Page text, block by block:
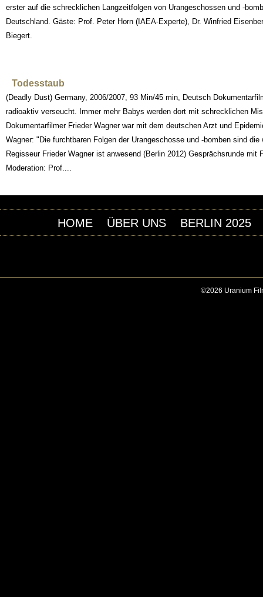
erster auf die schrecklichen Langzeitfolgen von Urangeschossen und -
Deutschland. Gäste: Prof. Peter Horn (IAEA-Experte), Dr. Winfried
Biegert.
Todesstaub
(Deadly Dust) Germany, 2006/2007, 93 Min/45 min, Deutsch
radioaktiv verseucht. Immer mehr Babys werden dort mit schrecklichen
Dokumentarfilmer Frieder Wagner war mit dem deutschen Arzt und
Wagner: "Die furchtbaren Folgen der Urangeschosse und -bomben sind
Regisseur Frieder Wagner ist anwesend (Berlin 2012) Gesprächsrunde
Moderation: Prof....
HOME ÜBER UNS BERLIN 2025
©2026 Uranium